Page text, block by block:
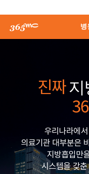
병
진짜지
우리나라에
의료기관 대부분은
지방흡입만
시스템을 갖